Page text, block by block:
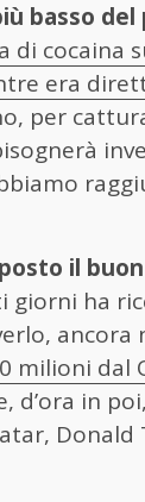
basso del
di cocaina
era
per
il buon
giorni ha
ancora
milioni dal
d’ora in
Donald